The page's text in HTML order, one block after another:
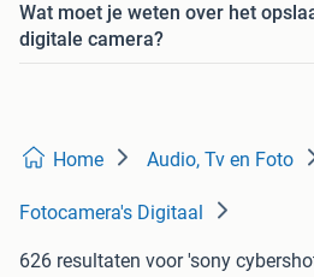
Wat moet je weten over het
digitale camera?
Home Audio, Tv en Foto
Fotocamera's Digitaal
626 resultaten voor 'sony